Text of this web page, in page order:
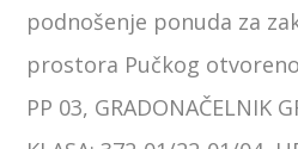
podnošenje ponuda za
prostora Pučkog
PP 03, GRADONAČELNIK